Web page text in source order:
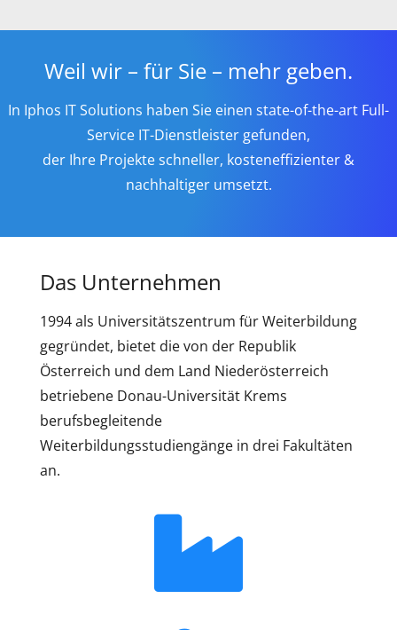
Weil wir – für Sie – mehr geben.
In Iphos IT Solutions haben Sie einen state-of-the-art Full-
Service IT-Dienstleister gefunden,
der Ihre Projekte schneller, kosteneffizienter &
nachhaltiger umsetzt.
Das Unternehmen
1994 als Universitätszentrum für Weiterbildung
gegründet, bietet die von der Republik
Österreich und dem Land Niederösterreich
betriebene Donau-Universität Krems
berufsbegleitende
Weiterbildungsstudiengänge in drei Fakultäten
an.